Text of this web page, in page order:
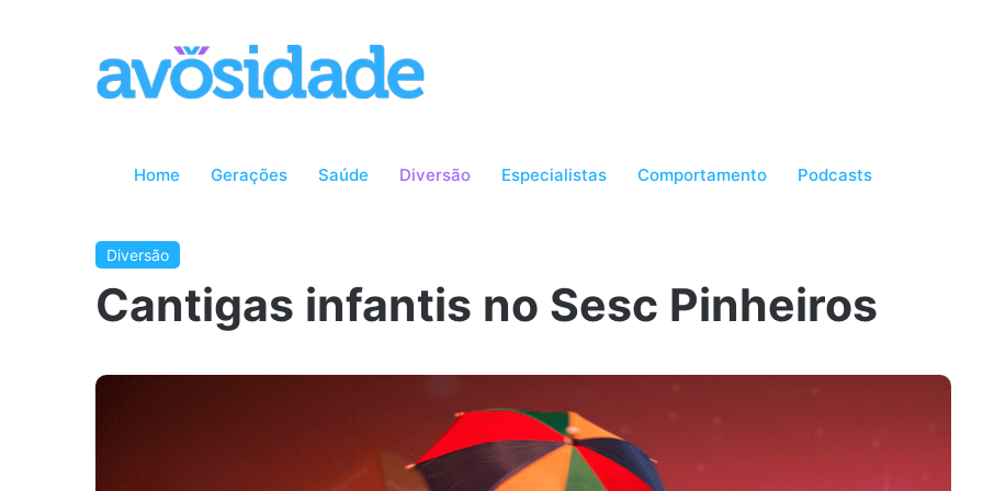
Home Gerações Saúde Diversão Especialistas Comportamento Podcasts
Diversão
Cantigas infantis no Sesc Pinheiros